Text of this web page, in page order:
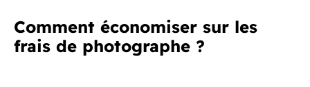
Comment économiser sur les
frais de photographe ?